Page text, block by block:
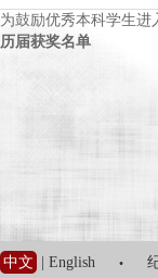
为鼓励优秀本科学生进
历届获奖名单
中文 English ·